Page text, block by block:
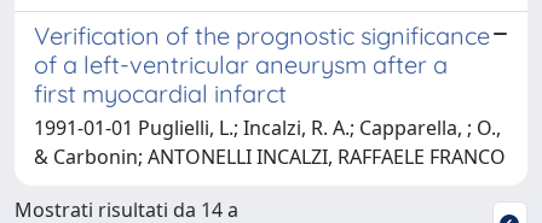
Verification of the prognostic significance
of a left-ventricular aneurysm after a
first myocardial infarct
1991-01-01 Puglielli, L.; Incalzi, R. A.; Capparella, ; O.,
& Carbonin; ANTONELLI INCALZI, RAFFAELE FRANCO
Mostrati risultati da 14 a